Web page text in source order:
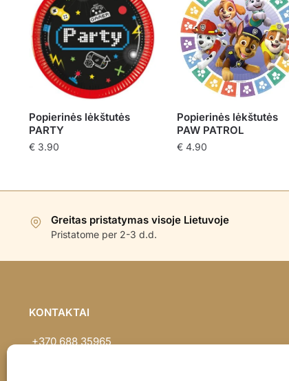
Popierinės lėkštutės
PARTY
€3.90
Popierinės lėkštutės
PAW PATROL
€4.90
Greitas pristatymas visoje Lietuvoje
Pristatome per 2-3 d.d.
KONTAKTAI
+370 688 35965